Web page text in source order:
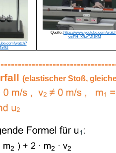
watch?
Quelle :https://www.youtube.com/
v=FH_X9wTJUKM
(elastischer Stoß,